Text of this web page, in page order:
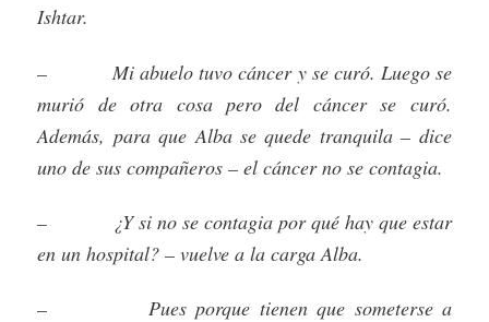
Ishtar.
– Mi abuelo tuvo cáncer y se curó. Luego se
murió de otra cosa pero del cáncer se curó.
Además, para que Alba se quede tranquila – dice
uno de sus compañeros – el cáncer no se contagia.
– ¿Y si no se contagia por qué hay que estar
en un hospital? – vuelve a la carga Alba.
– Pues porque tienen que someterse a